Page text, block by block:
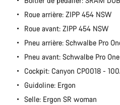
Roue arrière: ZIPP 454 NSW
Roue avant: ZIPP 454 NSW
Pneu arrière: Schwalbe Pro
Pneu avant: Schwalbe Pro
Cockpit: Canyon CP0018 -
Guidoline: Ergon
Selle: Ergon SR woman